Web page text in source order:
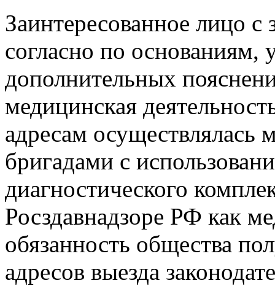
Заинтересованное лицо
согласно по основаниям,
дополнительных
медицинская
адресам
бригадами с
диагностического
Росздавнадзоре РФ как
обязанность общества
адресов выезда